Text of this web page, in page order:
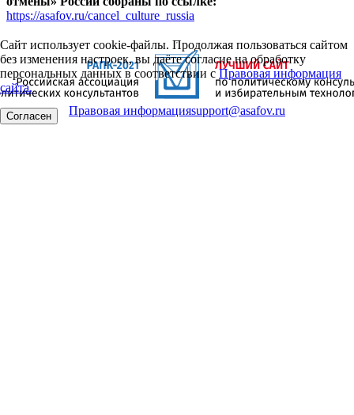
https://asafov.ru/cancel_culture_russia
Сайт использует cookie-файлы. Продолжая пользоваться сайтом
без изменения настроек, вы даёте согласие на обработку
персональных данных в соответствии сПравовая информация
сайта.
Согласен Правовая информацияsupport@asafov.ru